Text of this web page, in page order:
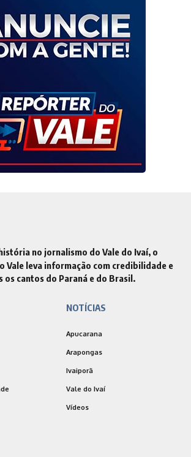
no jornalismo do Vale do Ivaí, o
Vale leva informação com credibilidade e
os cantos do Paraná e do Brasil.
NOTÍCIAS
Apucarana
Arapongas
Ivaiporã
Vale do Ivaí
Vídeos